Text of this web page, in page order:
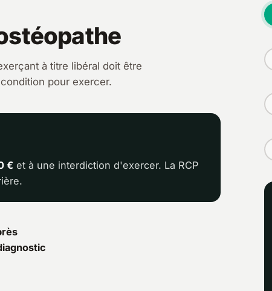
à titre libéral doit être
pour exercer.
€ et à une interdiction d'exercer. La RCP